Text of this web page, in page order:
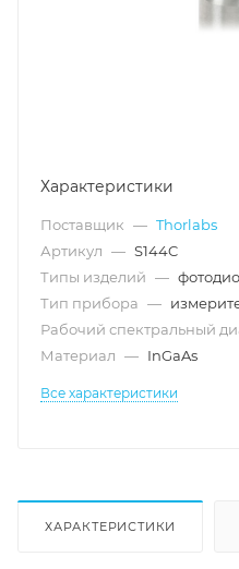
Характеристики
Поставщик — Thorlabs
Артикул — S144C
Типы изделий —
Тип прибора —
Рабочий спектральный
Материал — InGaAs
Все характеристики
ХАРАКТЕРИСТИКИ